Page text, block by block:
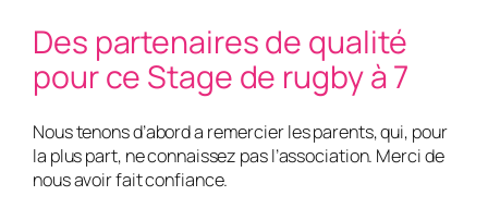
Des partenaires de qualité
pour ce Stage de rugby à 7
Nous tenons d’abord a remercier les parents, qui, pour
la plus part, ne connaissez pas l’association. Merci de
nous avoir fait confiance.